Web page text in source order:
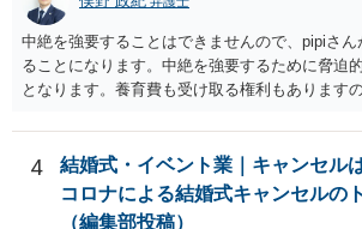
中絶を強要することはできませんので、pipiさ
ることになります。中絶を強要するために脅迫
となります。養育費も受け取る権利もあります
勧めします。
4
結婚式・イベント業｜キャンセル
コロナによる結婚式キャンセルの
（編集部投稿）